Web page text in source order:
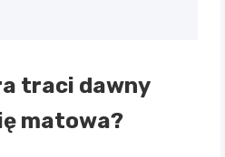
traci dawny
matowa?